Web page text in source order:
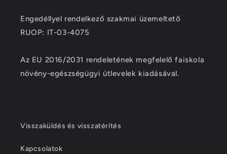
Engedéllyel rendelkező szakmai üzemeltető
RUOP: IT-03-4075
Az EU 2016/2031 rendeletének megfelelő faiskola
növény-egészségügyi útlevelek kiadásával.
Visszaküldés és visszatérítés
Kapcsolatok